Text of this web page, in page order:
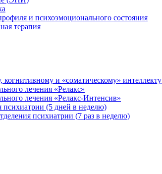
и психоэмоционального состояния
терапия
и «соматическому» интеллекту
лечения «Релакс»
лечения «Релакс-Интенсив»
психиатрии (5 дней в неделю)
психиатрии (7 раз в неделю)